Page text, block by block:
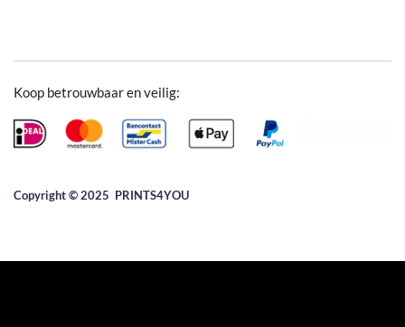
Koop betrouwbaar en veilig:
Copyright © 2025 ​PRINTS4YOU